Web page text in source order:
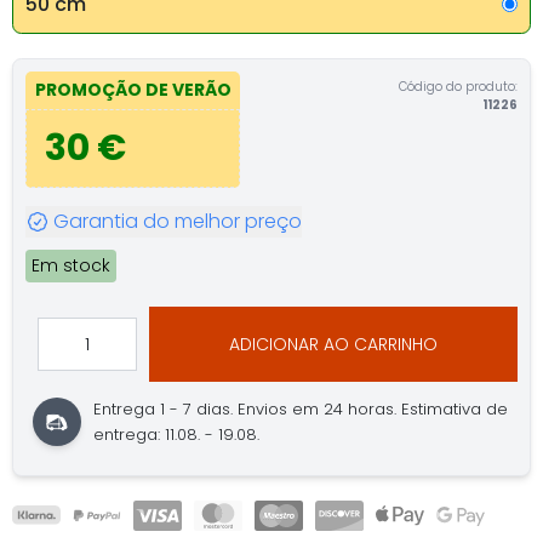
PROMOÇÃO DE VERÃO
30 €
Código do produto:
11226
Garantia do melhor preço
Em stock
ADICIONAR AO CARRINHO
Entrega 1 - 7 dias. Envios em 24 horas. Estimativa de
entrega: 11.08. - 19.08.